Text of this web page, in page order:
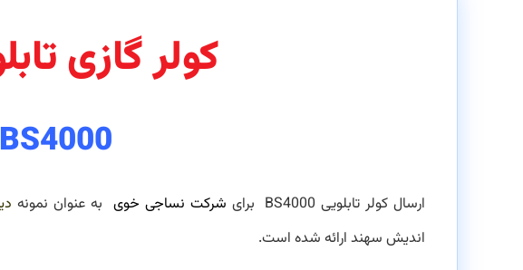
کولر گازی
BS4000 ارسال به نساجی خوی
ارسال کولر تابلویی BS4000 برای شرکت نساجی خوی به عنوان نمونه
اندیش سهند ارائه شده است.